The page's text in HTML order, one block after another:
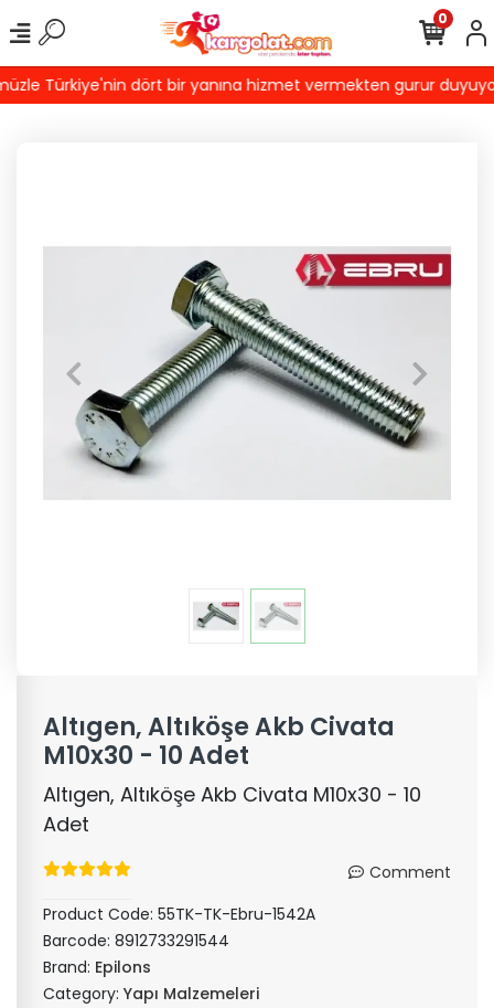
Türkiye'nin dört bir yanına hizmet vermekten gurur
0
Altıgen, Altıköşe Akb Civata
M10x30 - 10 Adet
Altıgen, Altıköşe Akb Civata M10x30 - 10
Adet
Comment
Product Code: 55TK-TK-Ebru-1542A
Barcode: 8912733291544
Brand: Epilons
Category: Yapı Malzemeleri